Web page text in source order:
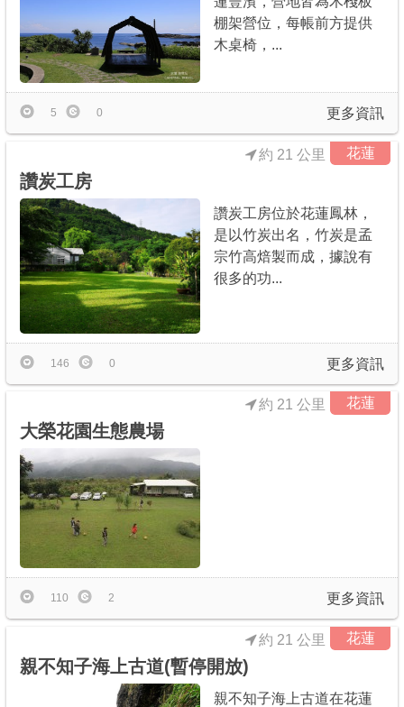
棚架營位，每帳前方提供
木桌椅，...
更多資訊
5 0
花蓮
讚炭工房
約 21 公里
讚炭工房位於花蓮鳳林，
是以竹炭出名，竹炭是孟
宗竹高焙製而成，據說有
很多的功...
更多資訊
146 0
花蓮
大榮花園生態農場
約 21 公里
更多資訊
110 2
花蓮
親不知子海上古道(暫停開放)
約 21 公里
親不知子海上古道在花蓮